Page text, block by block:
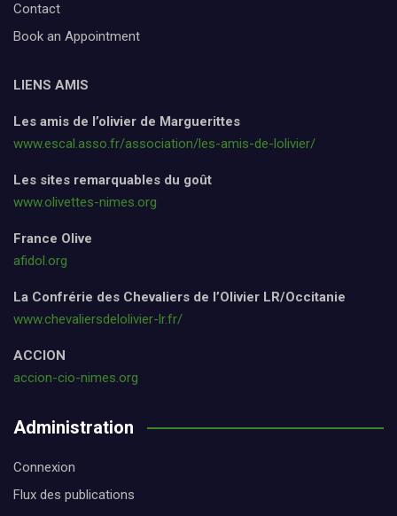
Contact
Book an Appointment
LIENS AMIS
Les amis de l’olivier de Marguerittes
www.escal.asso.fr/association/les-amis-de-lolivier/
Les sites remarquables du goût
www.olivettes-nimes.org
France Olive
afidol.org
La Confrérie des Chevaliers de l’Olivier LR/Occitanie
www.chevaliersdelolivier-lr.fr/
ACCION
accion-cio-nimes.org
Administration
Connexion
Flux des publications